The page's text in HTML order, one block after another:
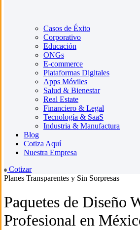
Casos de Éxito
Corporativo
Educación
ONGs
E-commerce
Plataformas Digitales
Apps Móviles
Salud & Bienestar
Real Estate
Financiero & Legal
Tecnología & SaaS
Industria & Manufactura
Blog
Cotiza Aquí
Nuestra Empresa
Cotizar
Planes Transparentes y Sin Sorpresas
Paquetes de Diseño
Profesional en